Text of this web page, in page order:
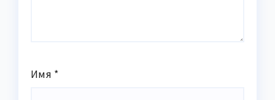
Имя *